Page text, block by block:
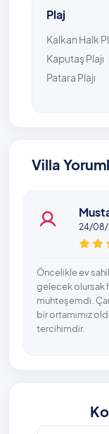
Plaj
Kalkan Halk
Kaputaş Plajı
Patara Plajı
Villa
24/08/
Öncelikle ev
gelecek olursak
muhteşemdi.
bir ortamımız
tercihimdir.